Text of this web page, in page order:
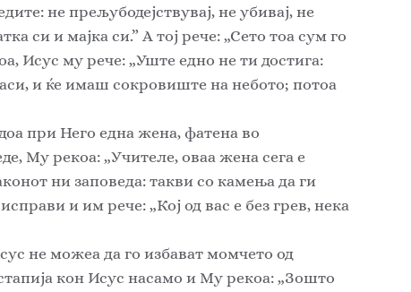
не прељубодејствувај, не убивај, не
си и мајка си.” А тој рече: „Сето тоа сум го
Исус му рече: „Уште едно не ти достига:
и ќе имаш сокровиште на небото; потоа
при Него една жена, фатена во
Му рекоа: „Учителе, оваа жена сега е
ни заповеда: такви со камења да ги
и им рече: „Кој од вас е без грев, нека
не можеа да го избават момчето од
кон Исус насамо и Му рекоа: „Зошто